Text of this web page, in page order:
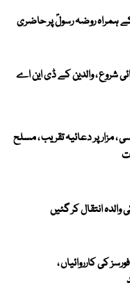
ہمراہ روضہ رسولؐ پر حاضری
شروع ، والدین کے ڈی این اے
کی 68 ویں برسی ، مزار پر دعائیہ تقریب ، مسلح
والدہ انتقال کر گئیں
کی کارروائیاں ،